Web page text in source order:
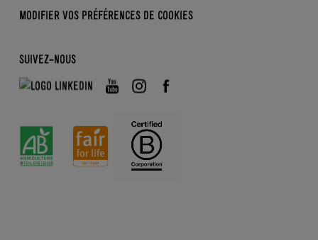
MODIFIER VOS PRÉFÉRENCES DE COOKIES
SUIVEZ-NOUS